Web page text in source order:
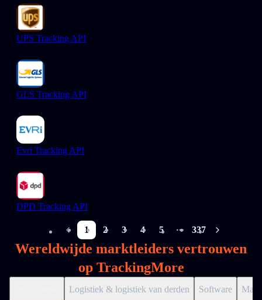
UPS Tracking API
GLS Tracking API
Evri Tracking API
DPD Tracking API
1 2 3 4 5
More pages
337
Wereldwijde marktleiders vertrouwen
op TrackingMore
Logistiek & logistiek van derden Software